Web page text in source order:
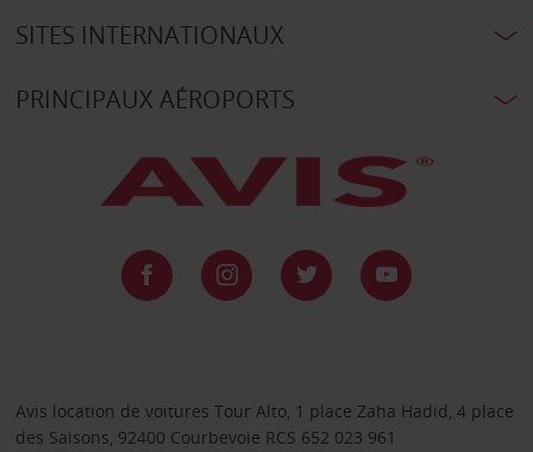
SITES INTERNATIONAUX
PRINCIPAUX AÉROPORTS
Avis location de voitures Tour Alto, 1 place Zaha Hadid, 4 place
des Saisons, 92400 Courbevoie RCS 652 023 961